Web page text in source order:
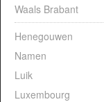
Waals Brabant
Henegouwen
Namen
Luik
Luxembourg